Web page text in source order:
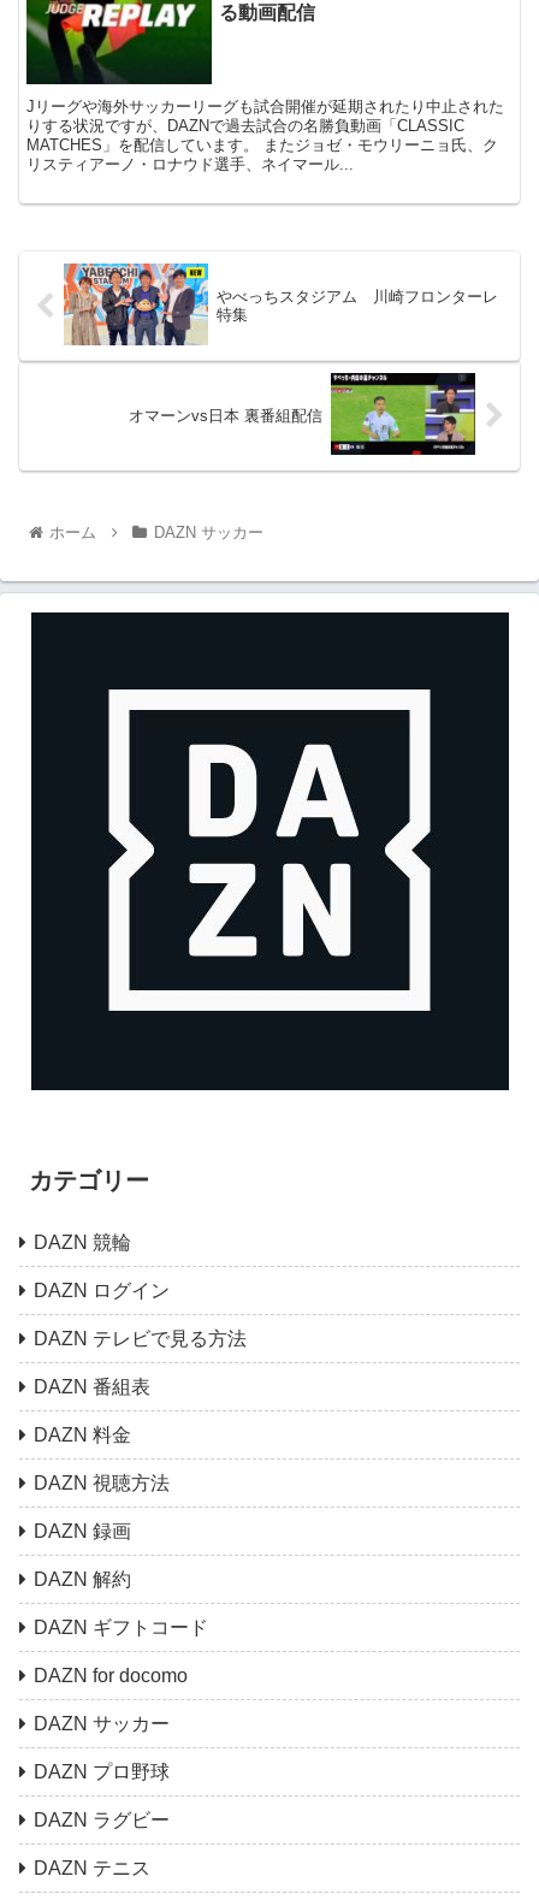
る動画配信
Jリーグや海外サッカーリーグも試合開催が延期されたり中止された
りする状況ですが、DAZNで過去試合の名勝負動画「CLASSIC
MATCHES」を配信しています。 またジョゼ・モウリーニョ氏、ク
リスティアーノ・ロナウド選手、ネイマール...
やべっちスタジアム 川崎フロンターレ
特集
オマーンvs日本 裏番組配信
ホーム DAZN サッカー
カテゴリー
DAZN 競輪
DAZN ログイン
DAZN テレビで見る方法
DAZN 番組表
DAZN 料金
DAZN 視聴方法
DAZN 録画
DAZN 解約
DAZN ギフトコード
DAZN for docomo
DAZN サッカー
DAZN プロ野球
DAZN ラグビー
DAZN テニス